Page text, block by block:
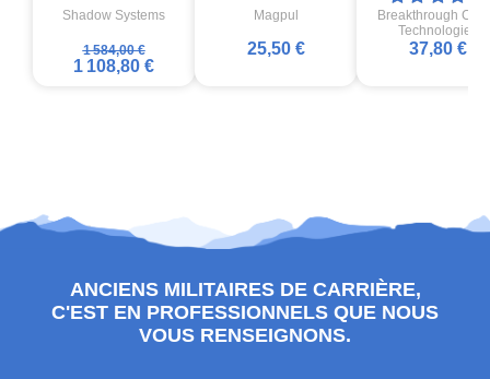
Shadow Systems
1 584,00 €
1 108,80 €
Magpul
25,50 €
Breakthrough
Technologies
37,80 €
ANCIENS MILITAIRES DE CARRIÈRE,
C'EST EN PROFESSIONNELS QUE NOUS
VOUS RENSEIGNONS.